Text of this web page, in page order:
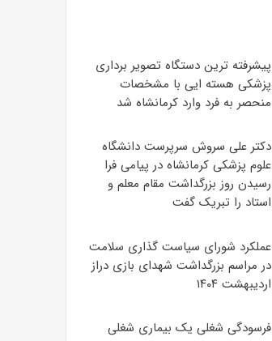
پیشرفته ترین دستگاه تصویر برداری
پزشکی هسته ایی با مشخصات
منحصر به فرد وارد کرمانشاه شد
دکتر علی سروش سرپرست دانشگاه
علوم پزشکی کرمانشاه در پیامی فرا
رسیدن روز بزرگداشت مقام معلم و
استاد را تبریک گفت
عملکرد شورای سیاست گذاری سلامت
در مراسم بزرگداشت شهدای بازی دراز
اردیبهشت ۱۴۰۴
فرسودگی شغلی یک بیماری شغلی